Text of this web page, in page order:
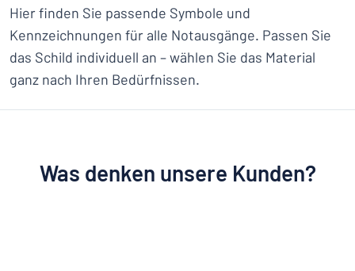
Hier finden Sie passende Symbole und
Kennzeichnungen für alle Notausgänge. Passen Sie
das Schild individuell an – wählen Sie das Material
ganz nach Ihren Bedürfnissen.
Was denken unsere Kunden?